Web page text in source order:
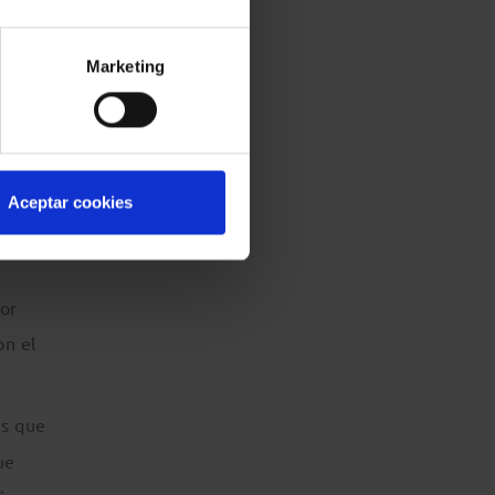
Marketing
Aceptar cookies
y
el
que